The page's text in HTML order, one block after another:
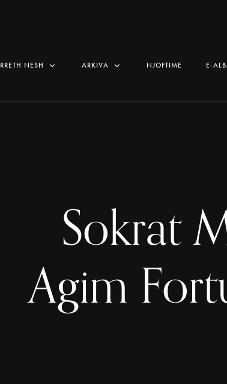
RRETH NESH ARKIVA NJOFTIME E-
Sokrat
Agim